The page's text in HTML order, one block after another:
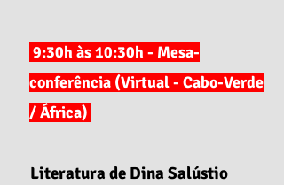
9:30h às 10:30h - Mesa-
conferência (Virtual - Cabo-Verde
/ África)
Literatura de Dina Salústio